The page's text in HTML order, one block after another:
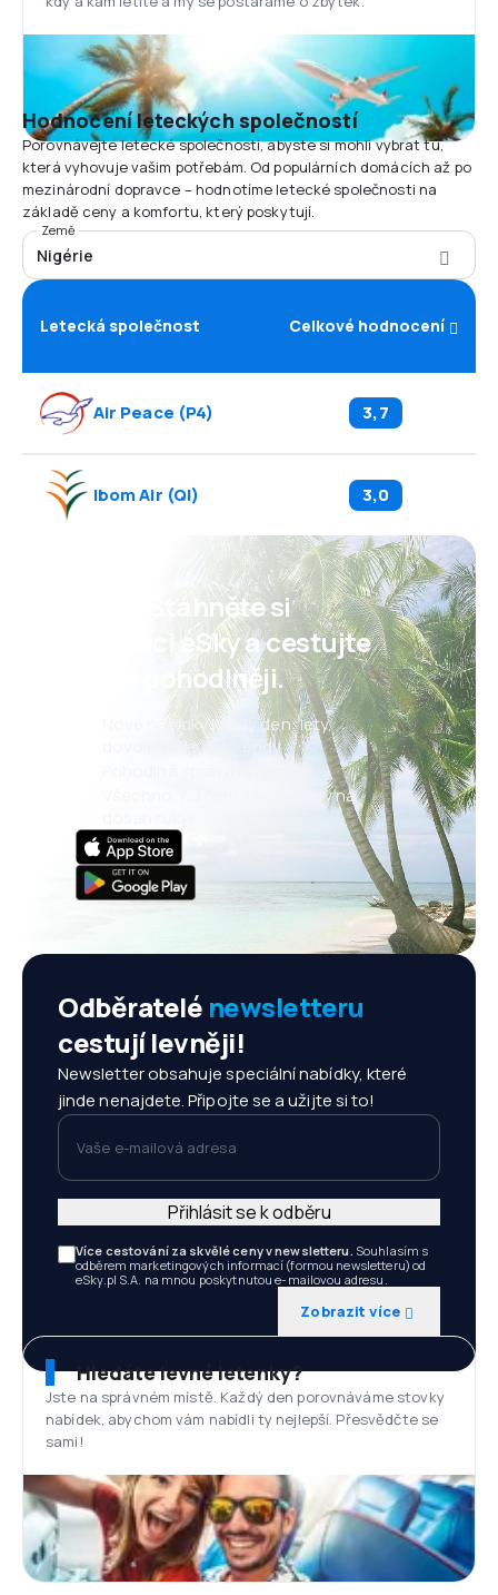
Hodnocení leteckých společností
Porovnávejte letecké společnosti, abyste si mohli vybrat tu,
která vyhovuje vašim potřebám. Od populárních domácích až po
mezinárodní dopravce – hodnotíme letecké společnosti na
základě ceny a komfortu, který poskytují.
Země
Nigérie
Letecká společnost Celkové hodnocení
Air Peace (P4) 3,7
Ibom Air (QI) 3,0
Psst! Stáhněte si
aplikaci eSky a cestujte
ještě pohodlněji.
Nové nabídky každý den: lety,
dovolené, eurovíkendy
Všechno, na čem záleží, vždy na
Odběratelé newsletteru
cestují levněji!
Newsletter obsahuje speciální nabídky, které
jinde nenajdete. Připojte se a užijte si to!
Vaše e-mailová adresa
Více cestování za skvělé ceny v newsletteru. Souhlasím s
odběrem marketingových informací (formou newsletteru) od
eSky.pl S.A. na mnou poskytnutou e-mailovou adresu.
Zobrazit více
Přihlásit se k odběru
Hledáte levné letenky?
Jste na správném místě. Každý den porovnáváme stovky
nabídek, abychom vám nabídli ty nejlepší. Přesvědčte se
sami!